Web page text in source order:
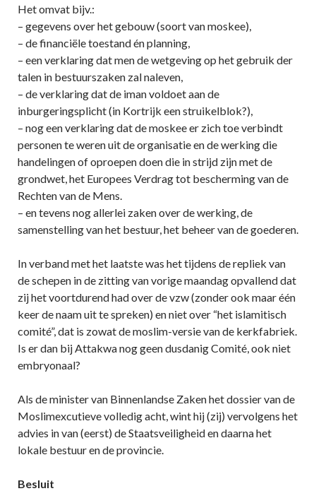
Het omvat bijv.:
– gegevens over het gebouw (soort van moskee),
– de financiële toestand én planning,
– een verklaring dat men de wetgeving op het gebruik der
talen in bestuurszaken zal naleven,
– de verklaring dat de iman voldoet aan de
inburgeringsplicht (in Kortrijk een struikelblok?),
– nog een verklaring dat de moskee er zich toe verbindt
personen te weren uit de organisatie en de werking die
handelingen of oproepen doen die in strijd zijn met de
grondwet, het Europees Verdrag tot bescherming van de
Rechten van de Mens.
– en tevens nog allerlei zaken over de werking, de
samenstelling van het bestuur, het beheer van de goederen.
In verband met het laatste was het tijdens de repliek van
de schepen in de zitting van vorige maandag opvallend dat
zij het voortdurend had over de vzw (zonder ook maar één
keer de naam uit te spreken) en niet over “het islamitisch
comité”, dat is zowat de moslim-versie van de kerkfabriek.
Is er dan bij Attakwa nog geen dusdanig Comité, ook niet
embryonaal?
Als de minister van Binnenlandse Zaken het dossier van de
Moslimexcutieve volledig acht, wint hij (zij) vervolgens het
advies in van (eerst) de Staatsveiligheid en daarna het
lokale bestuur en de provincie.
Besluit